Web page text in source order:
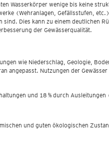
Wasserkörper wenige bis keine
(Wehranlagen, Gefällsstufen,
Dies kann zu einem deutlichen
der Gewässerqualität.
wie Niederschlag, Geologie,
angepasst. Nutzungen der
und 18 % durch
und guten ökologischen